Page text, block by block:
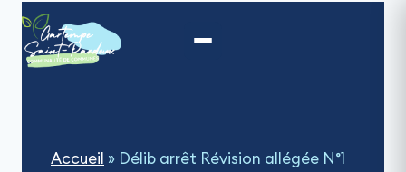
contenu
Accueil » Délib arrêt Révision allégée N°1